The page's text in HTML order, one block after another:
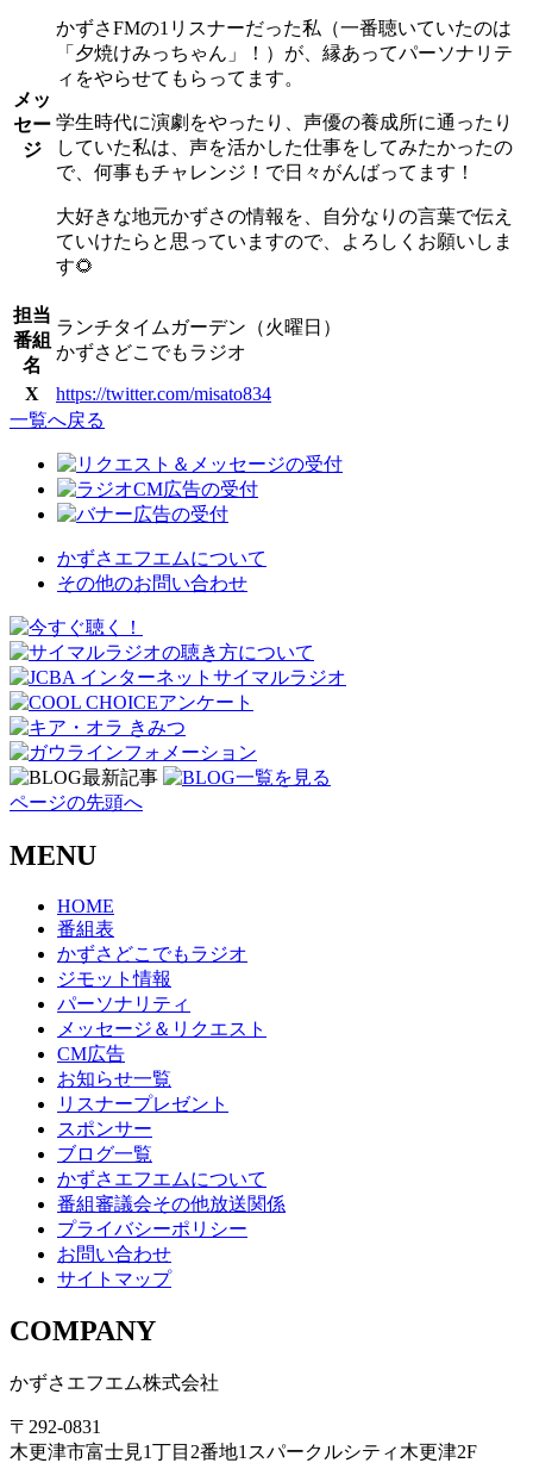
メッ
セー
ジ
かずさFMの1リスナーだった私（一番聴いていたのは
「夕焼けみっちゃん」！）が、縁あってパーソナリテ
ィをやらせてもらってます。
学生時代に演劇をやったり、声優の養成所に通ったり
していた私は、声を活かした仕事をしてみたかったの
で、何事もチャレンジ！で日々がんばってます！
大好きな地元かずさの情報を、自分なりの言葉で伝え
ていけたらと思っていますので、よろしくお願いしま
す🌻
担当
番組
名
ランチタイムガーデン（火曜日）
かずさどこでもラジオ
X
https://twitter.com/misato834
一覧へ戻る
かずさエフエムについて
その他のお問い合わせ
ページの先頭へ
MENU
HOME
番組表
かずさどこでもラジオ
ジモット情報
パーソナリティ
メッセージ＆リクエスト
CM広告
お知らせ一覧
リスナープレゼント
スポンサー
ブログ一覧
かずさエフエムについて
番組審議会その他放送関係
プライバシーポリシー
お問い合わせ
サイトマップ
COMPANY
かずさエフエム株式会社
〒292-0831
木更津市富士見1丁目2番地1スパークルシティ木更津2F